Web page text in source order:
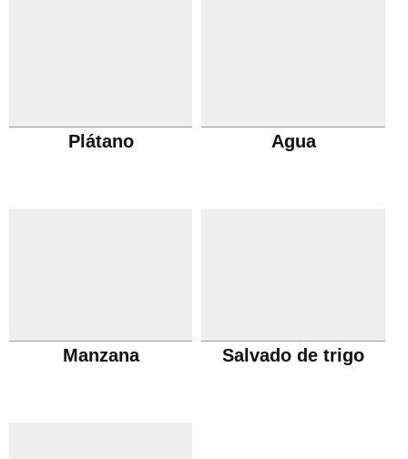
Plátano Agua
Manzana Salvado de trigo